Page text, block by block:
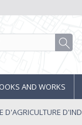
AND WORKS
D'AGRICULTURE